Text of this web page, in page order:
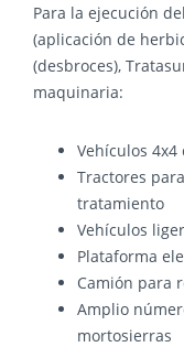
Para la ejecución
(aplicación de
(desbroces),
maquinaria:
Vehículos
Tractores
tratamiento
Vehículos
Plataforma
Camión para
Amplio
mortosierras